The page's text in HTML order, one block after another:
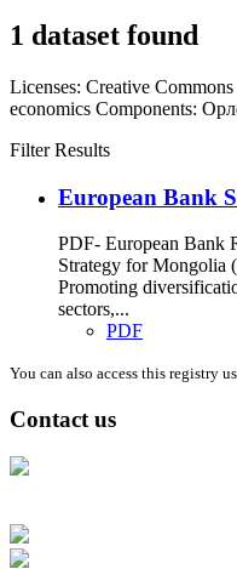
1 dataset found
Licenses: Creative
economics Components:
Filter Results
European Bank
PDF- European Bank
Strategy for Mongolia
Promoting
sectors,...
PDF
You can also access this registry
Contact us